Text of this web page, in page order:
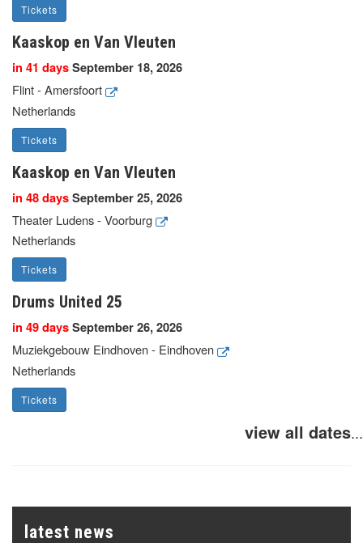
Tickets
Kaaskop en Van Vleuten
in 41 daysSeptember 18, 2026
Flint - Amersfoort
Netherlands
Tickets
Kaaskop en Van Vleuten
in 48 daysSeptember 25, 2026
Theater Ludens - Voorburg
Netherlands
Tickets
Drums United 25
in 49 daysSeptember 26, 2026
Muziekgebouw Eindhoven - Eindhoven
Netherlands
Tickets
view all dates...
latest news